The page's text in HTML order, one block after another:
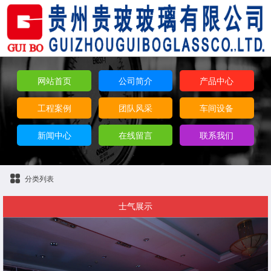
网站首页 公司简介 产品中心
工程案例 团队风采 车间设备
新闻中心 在线留言 联系我们
分类列表
士气展示